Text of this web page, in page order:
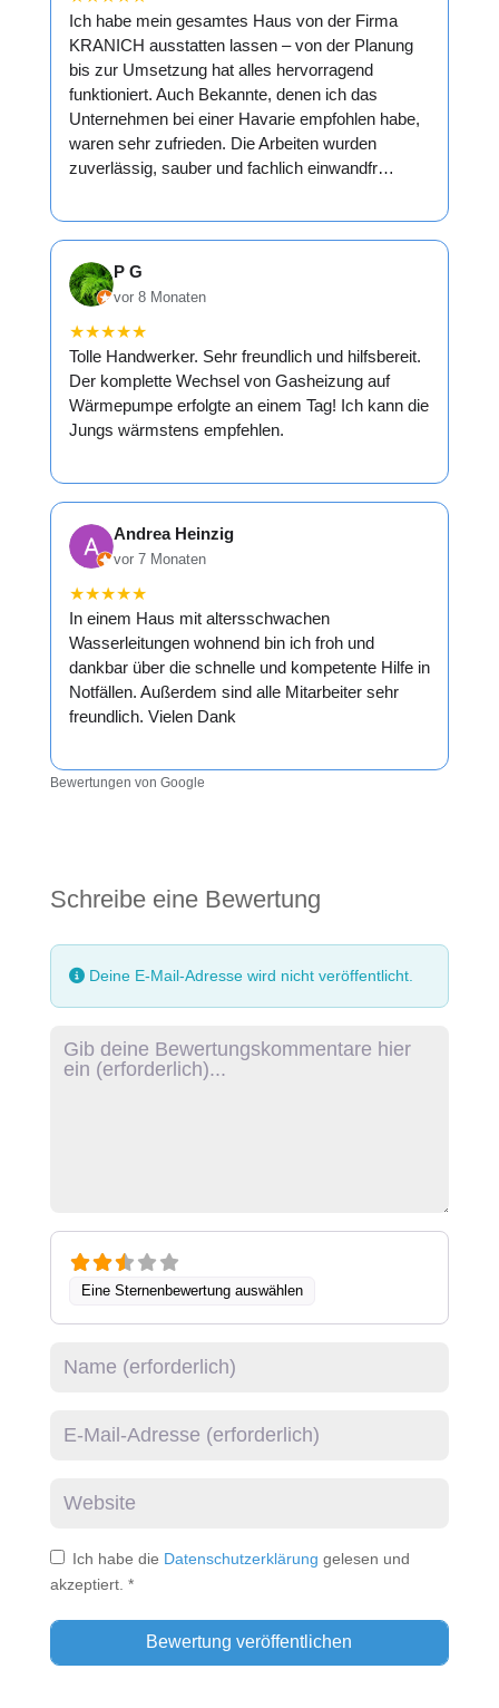
Ich habe mein gesamtes Haus von der Firma
KRANICH ausstatten lassen – von der Planung
bis zur Umsetzung hat alles hervorragend
funktioniert. Auch Bekannte, denen ich das
Unternehmen bei einer Havarie empfohlen habe,
waren sehr zufrieden. Die Arbeiten wurden
zuverlässig, sauber und fachlich einwandfr…
P G
vor 8 Monaten
★★★★★
Tolle Handwerker. Sehr freundlich und hilfsbereit.
Der komplette Wechsel von Gasheizung auf
Wärmepumpe erfolgte an einem Tag! Ich kann die
Jungs wärmstens empfehlen.
Andrea Heinzig
vor 7 Monaten
★★★★★
In einem Haus mit altersschwachen
Wasserleitungen wohnend bin ich froh und
dankbar über die schnelle und kompetente Hilfe in
Notfällen. Außerdem sind alle Mitarbeiter sehr
freundlich. Vielen Dank
Bewertungen von Google
Schreibe eine Bewertung
Deine E-Mail-Adresse wird nicht veröffentlicht.
Rezensionstext
Eine Sternenbewertung auswählen
Ich habe die Datenschutzerklärung gelesen und
akzeptiert. *